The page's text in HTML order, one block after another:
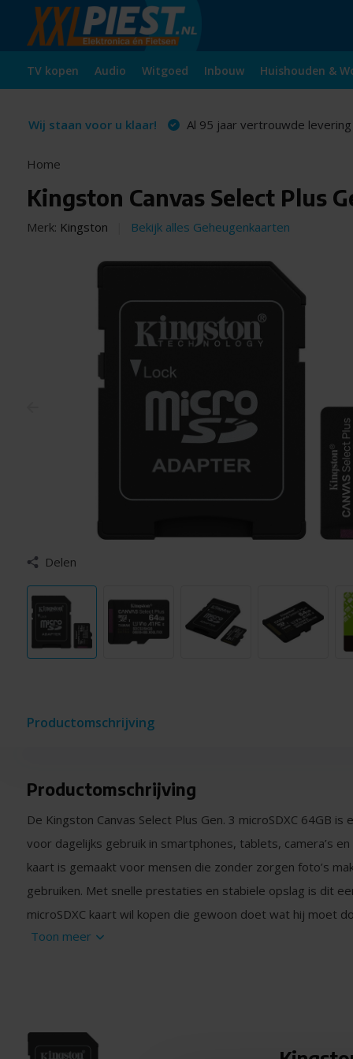
TV kopen Audio Witgoed Inbouw Huishouden &
Wij staan voor u klaar! Al 95 jaar vertrouwde
Home
Kingston Canvas Select Plus
Merk: Kingston Bekijk alles Geheugenkaarten
Delen
Productomschrijving
Productomschrijving
De Kingston Canvas Select Plus Gen. 3 microSDXC 64GB
voor dagelijks gebruik in smartphones, tablets, camera’s en
kaart is gemaakt voor mensen die zonder zorgen foto’s
gebruiken. Met snelle prestaties en stabiele opslag is dit
microSDXC kaart wil kopen die gewoon doet wat hij moet
gebruik en voelt stabiel aan, ook wanneer je vaak
Toon meer